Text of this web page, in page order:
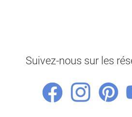
Suivez-nous sur les